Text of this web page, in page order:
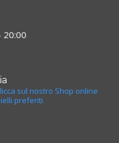
20:00
sul nostro Shop online
preferiti